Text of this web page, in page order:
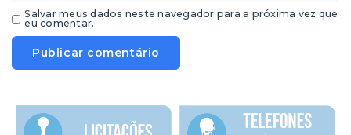
Salvar meus dados neste navegador para a próxima vez que
eu comentar.